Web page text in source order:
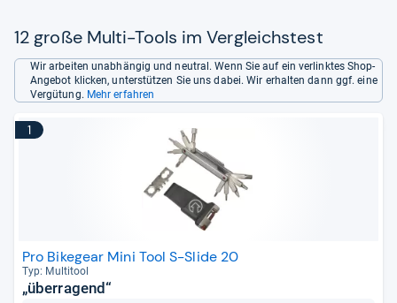
12 große Multi-Tools im Vergleichstest
Wir arbeiten unabhängig und neutral. Wenn Sie auf ein verlinktes Shop-
Angebot klicken, unterstützen Sie uns dabei. Wir erhalten dann ggf. eine
Vergütung. Mehr erfahren
1
Pro Bikegear Mini Tool S-Slide 20
Typ: Mul­ti­tool
„überragend“